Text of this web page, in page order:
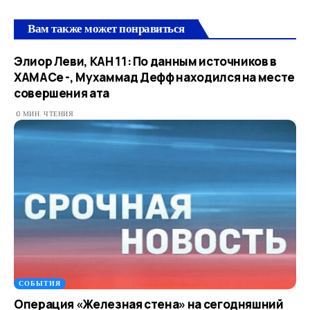
Вам также может понравиться
Элиор Леви, КАН 11: По данным источников в
ХАМАСе -, Мухаммад Дефф находился на месте
совершения ата
0 МИН. ЧТЕНИЯ
СОБЫТИЯ
Операция «Железная стена» на сегодняшний